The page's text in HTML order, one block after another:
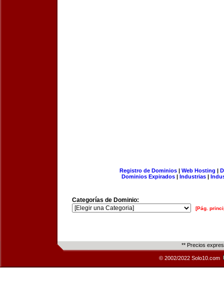
Registro de Dominios| Web Hosting |
Dominios Expirados | Industrias |
Categorías de Dominio:
[Pág.
** Precios
© 2002/2022 Solo10.com